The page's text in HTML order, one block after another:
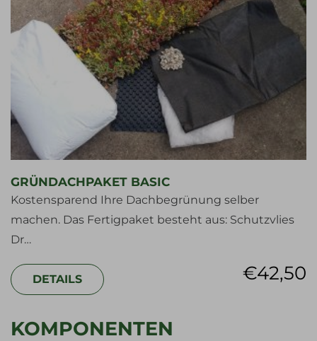
GRÜNDACHPAKET BASIC
Kostensparend Ihre Dachbegrünung selber
machen. Das Fertigpaket besteht aus: Schutzvlies
Dr…
€42,50
DETAILS
KOMPONENTEN